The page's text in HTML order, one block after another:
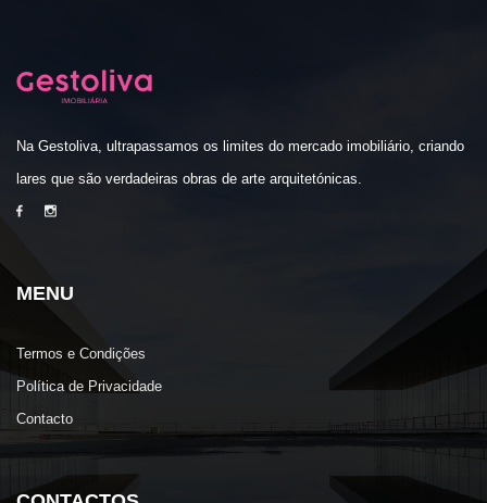
Na Gestoliva, ultrapassamos os limites do mercado imobiliário, criando
lares que são verdadeiras obras de arte arquitetónicas.
MENU
Termos e Condições
Política de Privacidade
Contacto